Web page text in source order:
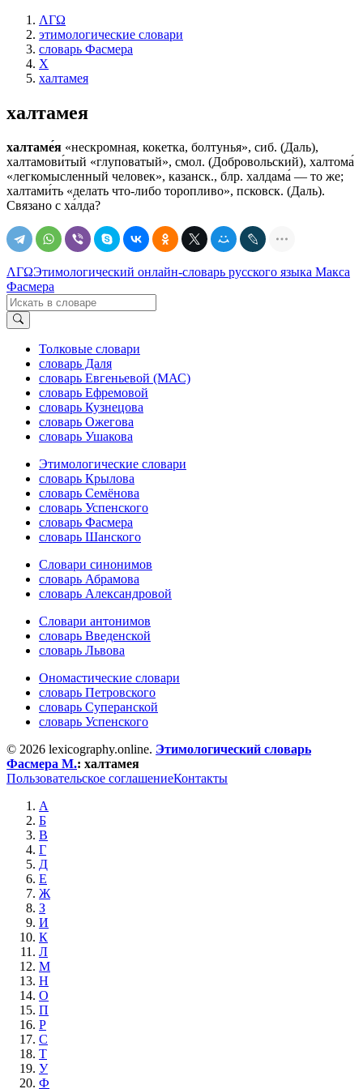
ΛΓΩ
этимологические словари
словарь Фасмера
Х
халтамея
халтамея
халтаме́я «нескромная, кокетка, болтунья», сиб. (Даль),
халтамови́тый «глуповатый», смол. (Добровольский), халтома́
«легкомысленный человек», казанск., блр. халдама́ — то же;
халтами́ть «делать что-либо торопливо», псковск. (Даль).
Связано с ха́лда?
ΛΓΩЭтимологический онлайн-словарь русского языка Макса
Фасмера
Толковые словари
словарь Даля
словарь Евгеньевой (МАС)
словарь Ефремовой
словарь Кузнецова
словарь Ожегова
словарь Ушакова
Этимологические словари
словарь Крылова
словарь Семёнова
словарь Успенского
словарь Фасмера
словарь Шанского
Словари синонимов
словарь Абрамова
словарь Александровой
Словари антонимов
словарь Введенской
словарь Львова
Ономастические словари
словарь Петровского
словарь Суперанской
словарь Успенского
© 2026 lexicography.online. Этимологический словарь
Фасмера М.: халтамея
Пользовательское соглашениеКонтакты
А
Б
В
Г
Д
Е
Ж
З
И
К
Л
М
Н
О
П
Р
С
Т
У
Ф